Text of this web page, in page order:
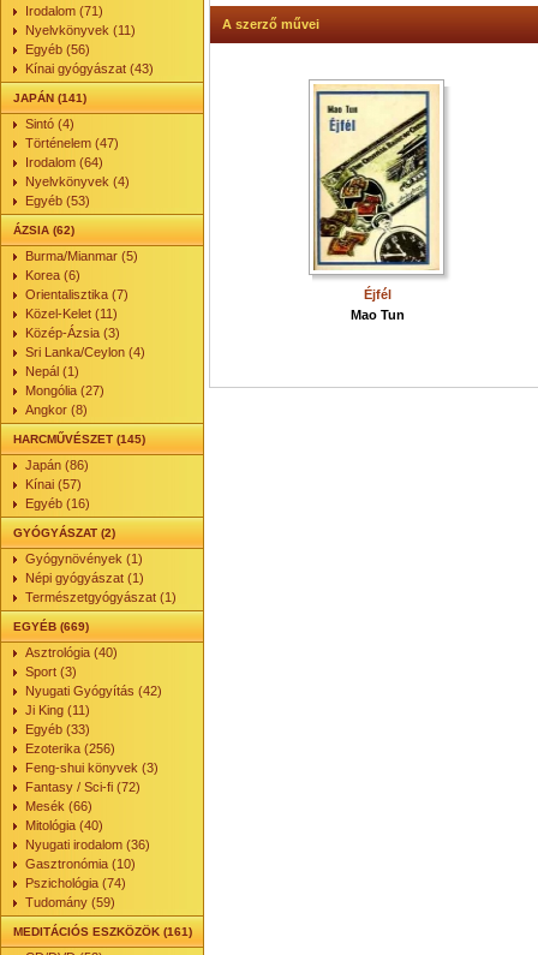
Irodalom (71)
Nyelvkönyvek (11)
Egyéb (56)
Kínai gyógyászat (43)
JAPÁN (141)
Sintó (4)
Történelem (47)
Irodalom (64)
Nyelvkönyvek (4)
Egyéb (53)
ÁZSIA (62)
Burma/Mianmar (5)
Korea (6)
Orientalisztika (7)
Közel-Kelet (11)
Közép-Ázsia (3)
Sri Lanka/Ceylon (4)
Nepál (1)
Mongólia (27)
Angkor (8)
HARCMŰVÉSZET (145)
Japán (86)
Kínai (57)
Egyéb (16)
GYÓGYÁSZAT (2)
Gyógynövények (1)
Népi gyógyászat (1)
Természetgyógyászat (1)
EGYÉB (669)
Asztrológia (40)
Sport (3)
Nyugati Gyógyítás (42)
Ji King (11)
Egyéb (33)
Ezoterika (256)
Feng-shui könyvek (3)
Fantasy / Sci-fi (72)
Mesék (66)
Mitológia (40)
Nyugati irodalom (36)
Gasztronómia (10)
Pszichológia (74)
Tudomány (59)
MEDITÁCIÓS ESZKÖZÖK (161)
A szerző művei
Éjfél
Mao Tun